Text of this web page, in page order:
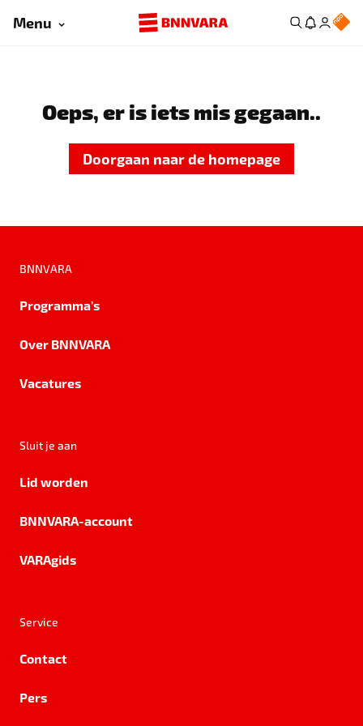
Menu
Oeps, er is iets mis gegaan..
Doorgaan naar de homepage
BNNVARA
Programma's
Over BNNVARA
Vacatures
Sluit je aan
Lid worden
BNNVARA-account
VARAgids
Service
Contact
Pers